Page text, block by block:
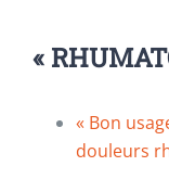
«
« Bon
douleurs